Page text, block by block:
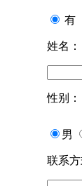
有
姓名：
性别：
男
联系方